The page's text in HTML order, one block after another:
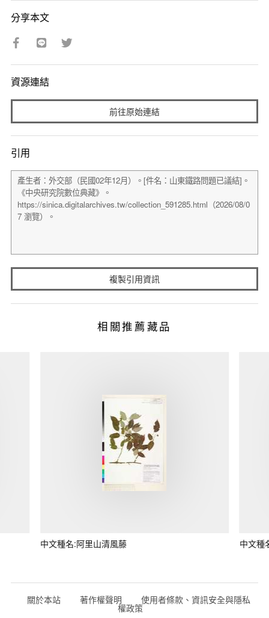
分享本文
資源連結
前往原始連結
引用
複製引用資訊
相關推薦藏品
中文種名:阿里山清風藤 中文種
關於本站 著作權聲明 使用者條款、資訊安全與隱私
權政策